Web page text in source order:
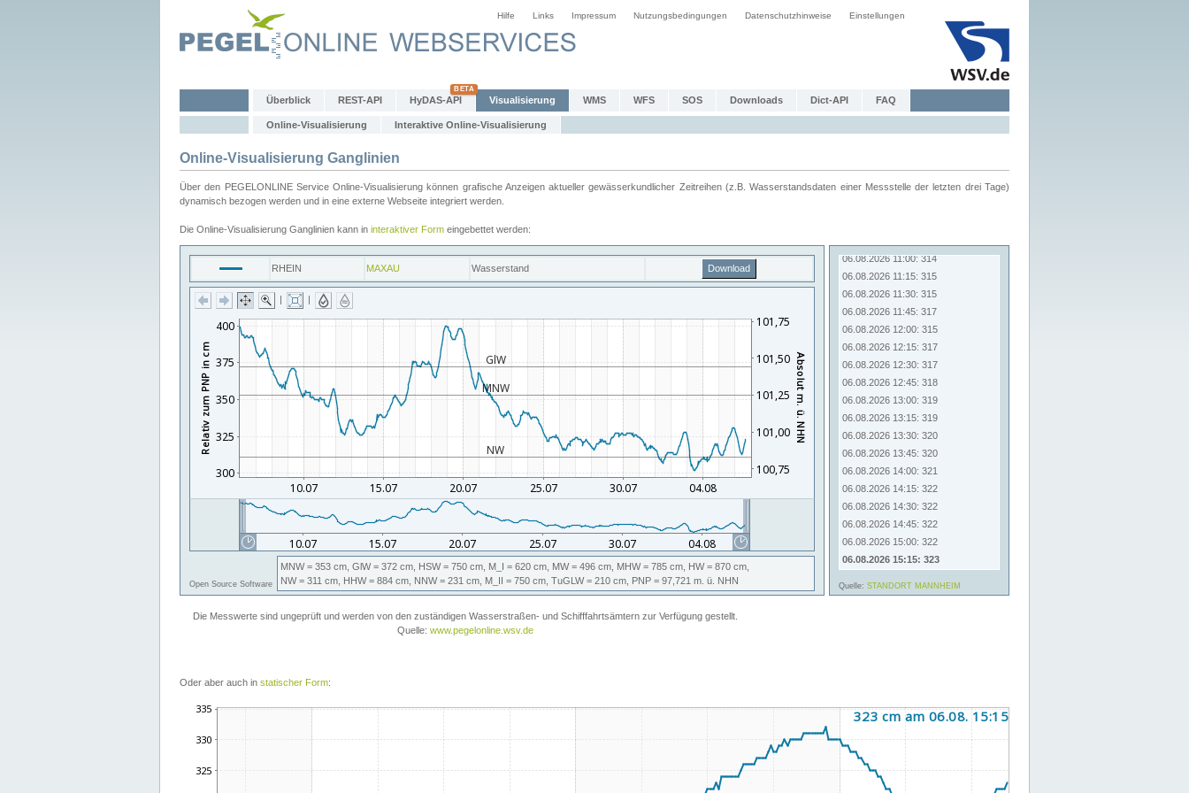
Hilfe Links Impressum Nutzungsbedingungen Datenschutzhinweise Einstellungen
Überblick REST-API HyDAS-API Visualisierung WMS WFS SOS Downloads Dict-API FAQ
Online-Visualisierung Interaktive Online-Visualisierung
Online-Visualisierung Ganglinien
Über den PEGELONLINE Service Online-Visualisierung können grafische Anzeigen aktueller gewässerkundlicher Zeitreihen (z.B. Wasserstandsdaten einer Messstelle der letzten drei Tage)
dynamisch bezogen werden und in eine externe Webseite integriert werden.
Die Online-Visualisierung Ganglinien kann in interaktiver Form eingebettet werden:
Oder aber auch in statischer Form: